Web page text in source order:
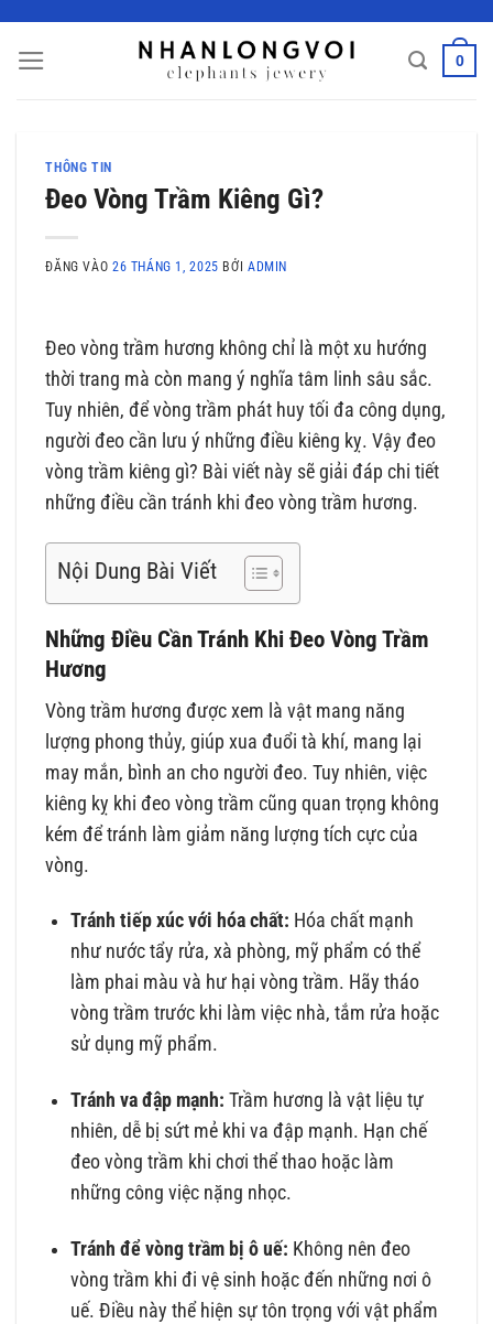
nội
0
THÔNG TIN
Đeo Vòng Trầm Kiêng Gì?
ĐĂNG VÀO 26 THÁNG 1, 2025 BỞI ADMIN
Đeo vòng trầm hương không chỉ là một xu hướng
thời trang mà còn mang ý nghĩa tâm linh sâu sắc.
Tuy nhiên, để vòng trầm phát huy tối đa công dụng,
người đeo cần lưu ý những điều kiêng kỵ. Vậy đeo
vòng trầm kiêng gì? Bài viết này sẽ giải đáp chi tiết
những điều cần tránh khi đeo vòng trầm hương.
Nội Dung Bài Viết
Những Điều Cần Tránh Khi Đeo Vòng Trầm
Hương
Vòng trầm hương được xem là vật mang năng
lượng phong thủy, giúp xua đuổi tà khí, mang lại
may mắn, bình an cho người đeo. Tuy nhiên, việc
kiêng kỵ khi đeo vòng trầm cũng quan trọng không
kém để tránh làm giảm năng lượng tích cực của
vòng.
Tránh tiếp xúc với hóa chất: Hóa chất mạnh
như nước tẩy rửa, xà phòng, mỹ phẩm có thể
làm phai màu và hư hại vòng trầm. Hãy tháo
vòng trầm trước khi làm việc nhà, tắm rửa hoặc
sử dụng mỹ phẩm.
Tránh va đập mạnh: Trầm hương là vật liệu tự
nhiên, dễ bị sứt mẻ khi va đập mạnh. Hạn chế
đeo vòng trầm khi chơi thể thao hoặc làm
những công việc nặng nhọc.
Tránh để vòng trầm bị ô uế: Không nên đeo
vòng trầm khi đi vệ sinh hoặc đến những nơi ô
uế. Điều này thể hiện sự tôn trọng với vật phẩm